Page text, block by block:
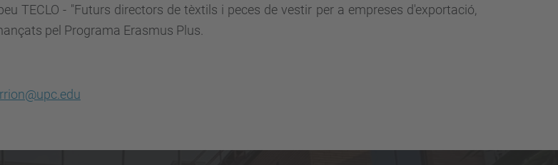
TECLO - "Futurs directors de tèxtils i peces de vestir per a empreses d'exportació,
pel Programa Erasmus Plus.